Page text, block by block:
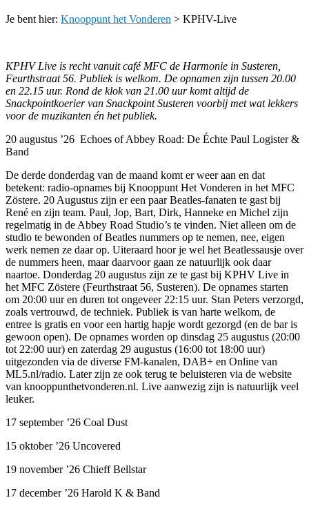
Je bent hier: Knooppunt het Vonderen > KPHV-Live
KPHV Live is recht vanuit café MFC de Harmonie in Susteren,
Feurthstraat 56. Publiek is welkom. De opnamen zijn tussen 20.00
en 22.15 uur. Rond de klok van 21.00 uur komt altijd de
Snackpointkoerier van Snackpoint Susteren voorbij met wat lekkers
voor de muzikanten én het publiek.
20 augustus ’26 Echoes of Abbey Road: De Échte Paul Logister &
Band
De derde donderdag van de maand komt er weer aan en dat
betekent: radio-opnames bij Knooppunt Het Vonderen in het MFC
Zöstere. 20 Augustus zijn er een paar Beatles-fanaten te gast bij
René en zijn team. Paul, Jop, Bart, Dirk, Hanneke en Michel zijn
regelmatig in de Abbey Road Studio’s te vinden. Niet alleen om de
studio te bewonden of Beatles nummers op te nemen, nee, eigen
werk nemen ze daar op. Uiteraard hoor je wel het Beatlessausje over
de nummers heen, maar daarvoor gaan ze natuurlijk ook daar
naartoe. Donderdag 20 augustus zijn ze te gast bij KPHV Live in
het MFC Zöstere (Feurthstraat 56, Susteren). De opnames starten
om 20:00 uur en duren tot ongeveer 22:15 uur. Stan Peters verzorgd,
zoals vertrouwd, de techniek. Publiek is van harte welkom, de
entree is gratis en voor een hartig hapje wordt gezorgd (en de bar is
gewoon open). De opnames worden op dinsdag 25 augustus (20:00
tot 22:00 uur) en zaterdag 29 augustus (16:00 tot 18:00 uur)
uitgezonden via de diverse FM-kanalen, DAB+ en Online van
ML5.nl/radio. Later zijn ze ook terug te beluisteren via de website
van knooppunthetvonderen.nl. Live aanwezig zijn is natuurlijk veel
leuker.
17 september ’26 Coal Dust
15 oktober ’26 Uncovered
19 november ’26 Chieff Bellstar
17 december ’26 Harold K & Band